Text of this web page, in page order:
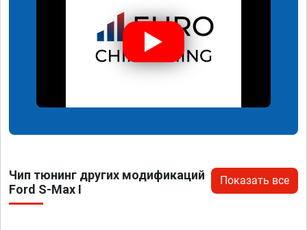
Чип тюнинг других модификаций
Ford S-Max I
Показать все